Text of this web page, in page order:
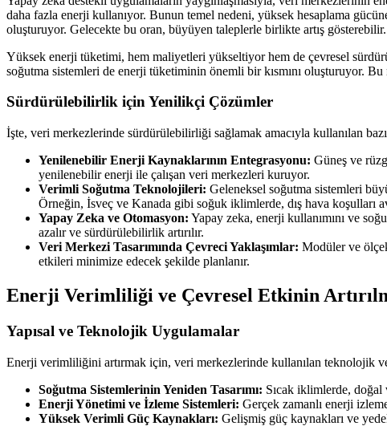
daha fazla enerji kullanıyor. Bunun temel nedeni, yüksek hesaplama
oluşturuyor. Gelecekte bu oran, büyüyen taleplerle birlikte artış gösterebilir.
Yüksek enerji tüketimi, hem maliyetleri yükseltiyor hem de çevresel
soğutma sistemleri de enerji tüketiminin önemli bir kısmını oluşturuyor.
Sürdürülebilirlik için Yenilikçi Çözümler
İşte, veri merkezlerinde sürdürülebilirliği sağlamak amacıyla kullanılan
Yenilenebilir Enerji Kaynaklarının Entegrasyonu: Güneş ve
yenilenebilir enerji ile çalışan veri merkezleri kuruyor.
Verimli Soğutma Teknolojileri: Geleneksel soğutma sistemleri
Örneğin, İsveç ve Kanada gibi soğuk iklimlerde, dış hava koşulları
Yapay Zeka ve Otomasyon: Yapay zeka, enerji kullanımını ve
azalır ve sürdürülebilirlik artırılır.
Veri Merkezi Tasarımında Çevreci Yaklaşımlar: Modüler ve
etkileri minimize edecek şekilde planlanır.
Enerji Verimliliği ve Çevresel Etkinin
Yapısal ve Teknolojik Uygulamalar
Enerji verimliliğini artırmak için, veri merkezlerinde kullanılan teknolojik
Soğutma Sistemlerinin Yeniden Tasarımı: Sıcak iklimlerde, doğal
Enerji Yönetimi ve İzleme Sistemleri: Gerçek zamanlı enerji
Yüksek Verimli Güç Kaynakları: Gelişmiş güç kaynakları ve